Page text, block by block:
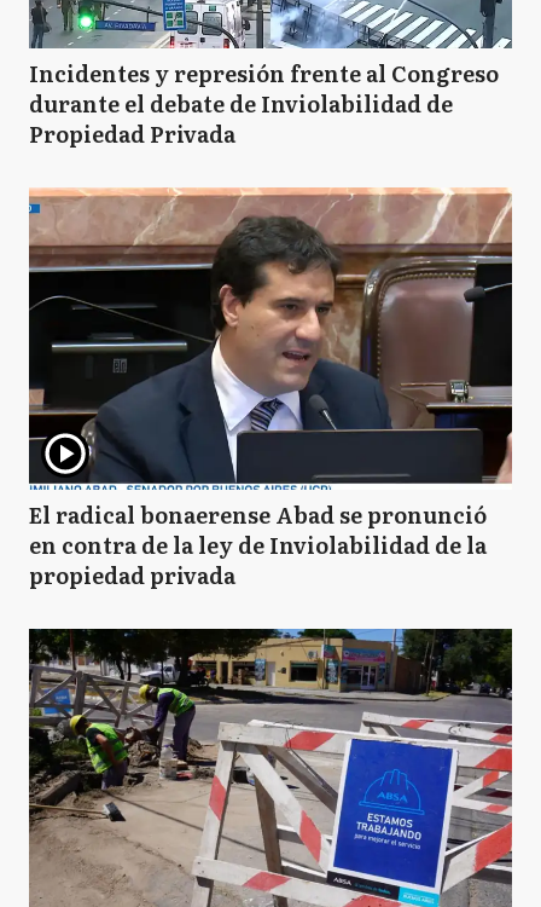
Incidentes y represión frente al Congreso
durante el debate de Inviolabilidad de
Propiedad Privada
El radical bonaerense Abad se pronunció
en contra de la ley de Inviolabilidad de la
propiedad privada